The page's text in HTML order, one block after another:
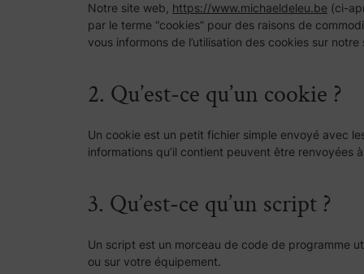
Notre site web, https://www.michaeldeleu.be (ci-
par le terme “cookies” pour des raisons de
vous informons de l’utilisation des cookies sur notre
2. Qu’est-ce qu’un cookie ?
Un cookie est un petit fichier simple envoyé avec
informations qu’il contient peuvent être renvoyées
3. Qu’est-ce qu’un script ?
Un script est un morceau de code de programme
ou sur votre équipement.